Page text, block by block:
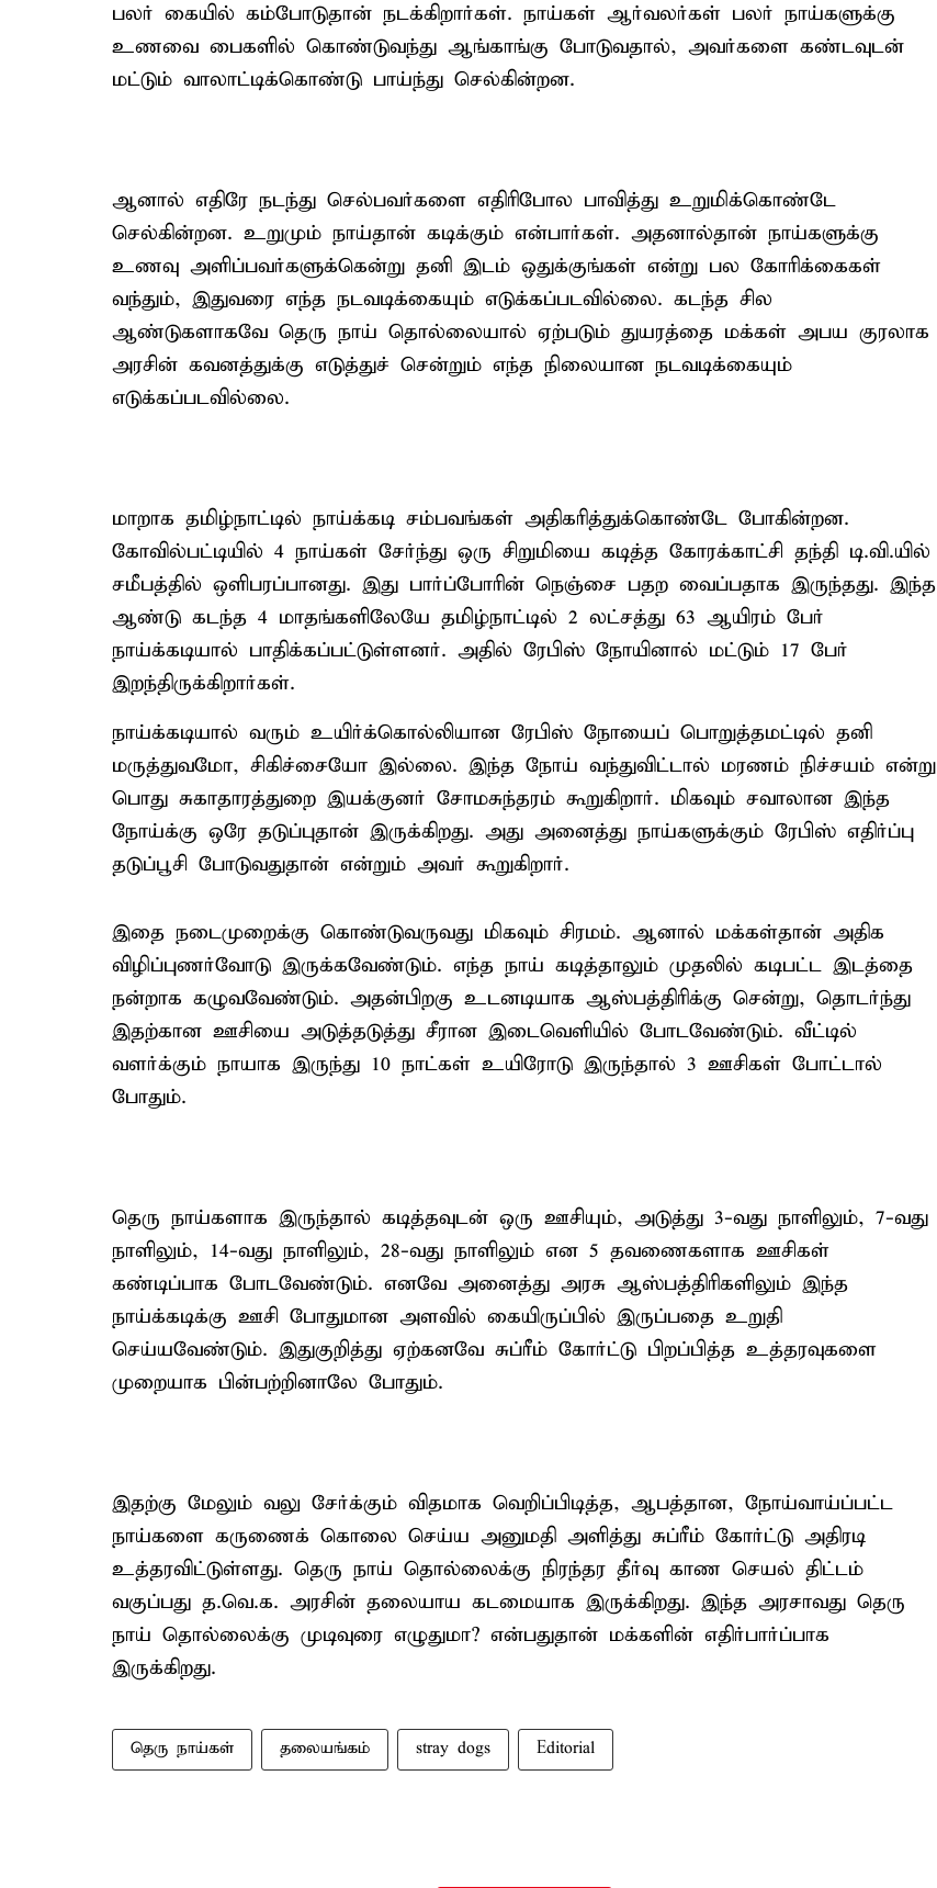
பலர் கையில் கம்போடுதான் நடக்கிறார்கள். நாய்கள் ஆர்வலர்கள் பலர் நாய்களுக்கு
உணவை பைகளில் கொண்டுவந்து ஆங்காங்கு போடுவதால், அவர்களை கண்டவுடன்
மட்டும் வாலாட்டிக்கொண்டு பாய்ந்து செல்கின்றன.
ஆனால் எதிரே நடந்து செல்பவர்களை எதிரிபோல பாவித்து உறுமிக்கொண்டே
செல்கின்றன. உறுமும் நாய்தான் கடிக்கும் என்பார்கள். அதனால்தான் நாய்களுக்கு
உணவு அளிப்பவர்களுக்கென்று தனி இடம் ஒதுக்குங்கள் என்று பல கோரிக்கைகள்
வந்தும், இதுவரை எந்த நடவடிக்கையும் எடுக்கப்படவில்லை. கடந்த சில
ஆண்டுகளாகவே தெரு நாய் தொல்லையால் ஏற்படும் துயரத்தை மக்கள் அபய குரலாக
அரசின் கவனத்துக்கு எடுத்துச் சென்றும் எந்த நிலையான நடவடிக்கையும்
எடுக்கப்படவில்லை.
மாறாக தமிழ்நாட்டில் நாய்க்கடி சம்பவங்கள் அதிகரித்துக்கொண்டே போகின்றன.
கோவில்பட்டியில் 4 நாய்கள் சேர்ந்து ஒரு சிறுமியை கடித்த கோரக்காட்சி தந்தி டி.வி.யில்
சமீபத்தில் ஒளிபரப்பானது. இது பார்ப்போரின் நெஞ்சை பதற வைப்பதாக இருந்தது. இந்த
ஆண்டு கடந்த 4 மாதங்களிலேயே தமிழ்நாட்டில் 2 லட்சத்து 63 ஆயிரம் பேர்
நாய்க்கடியால் பாதிக்கப்பட்டுள்ளனர். அதில் ரேபிஸ் நோயினால் மட்டும் 17 பேர்
இறந்திருக்கிறார்கள்.
நாய்க்கடியால் வரும் உயிர்க்கொல்லியான ரேபிஸ் நோயைப் பொறுத்தமட்டில் தனி
மருத்துவமோ, சிகிச்சையோ இல்லை. இந்த நோய் வந்துவிட்டால் மரணம் நிச்சயம் என்று
பொது சுகாதாரத்துறை இயக்குனர் சோமசுந்தரம் கூறுகிறார். மிகவும் சவாலான இந்த
நோய்க்கு ஒரே தடுப்புதான் இருக்கிறது. அது அனைத்து நாய்களுக்கும் ரேபிஸ் எதிர்ப்பு
தடுப்பூசி போடுவதுதான் என்றும் அவர் கூறுகிறார்.
இதை நடைமுறைக்கு கொண்டுவருவது மிகவும் சிரமம். ஆனால் மக்கள்தான் அதிக
விழிப்புணர்வோடு இருக்கவேண்டும். எந்த நாய் கடித்தாலும் முதலில் கடிபட்ட இடத்தை
நன்றாக கழுவவேண்டும். அதன்பிறகு உடனடியாக ஆஸ்பத்திரிக்கு சென்று, தொடர்ந்து
இதற்கான ஊசியை அடுத்தடுத்து சீரான இடைவெளியில் போடவேண்டும். வீட்டில்
வளர்க்கும் நாயாக இருந்து 10 நாட்கள் உயிரோடு இருந்தால் 3 ஊசிகள் போட்டால்
போதும்.
தெரு நாய்களாக இருந்தால் கடித்தவுடன் ஒரு ஊசியும், அடுத்து 3-வது நாளிலும், 7-வது
நாளிலும், 14-வது நாளிலும், 28-வது நாளிலும் என 5 தவணைகளாக ஊசிகள்
கண்டிப்பாக போடவேண்டும். எனவே அனைத்து அரசு ஆஸ்பத்திரிகளிலும் இந்த
நாய்க்கடிக்கு ஊசி போதுமான அளவில் கையிருப்பில் இருப்பதை உறுதி
செய்யவேண்டும். இதுகுறித்து ஏற்கனவே சுப்ரீம் கோர்ட்டு பிறப்பித்த உத்தரவுகளை
முறையாக பின்பற்றினாலே போதும்.
இதற்கு மேலும் வலு சேர்க்கும் விதமாக வெறிப்பிடித்த, ஆபத்தான, நோய்வாய்ப்பட்ட
நாய்களை கருணைக் கொலை செய்ய அனுமதி அளித்து சுப்ரீம் கோர்ட்டு அதிரடி
உத்தரவிட்டுள்ளது. தெரு நாய் தொல்லைக்கு நிரந்தர தீர்வு காண செயல் திட்டம்
வகுப்பது த.வெ.க. அரசின் தலையாய கடமையாக இருக்கிறது. இந்த அரசாவது தெரு
நாய் தொல்லைக்கு முடிவுரை எழுதுமா? என்பதுதான் மக்களின் எதிர்பார்ப்பாக
இருக்கிறது.
தெரு நாய்கள் தலையங்கம் stray dogs Editorial